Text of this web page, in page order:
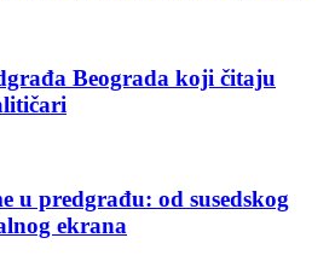
Beograda koji čitaju
u predgrađu: od susedskog
ekrana